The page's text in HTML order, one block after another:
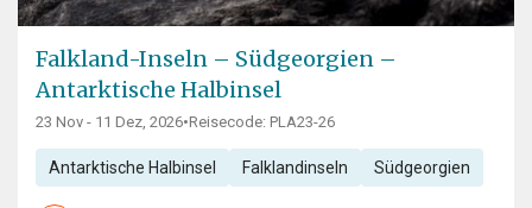
Falkland-Inseln – Südgeorgien –
Antarktische Halbinsel
23 Nov - 11 Dez, 2026•Reisecode: PLA23-26
Antarktische Halbinsel Falklandinseln Südgeorgien